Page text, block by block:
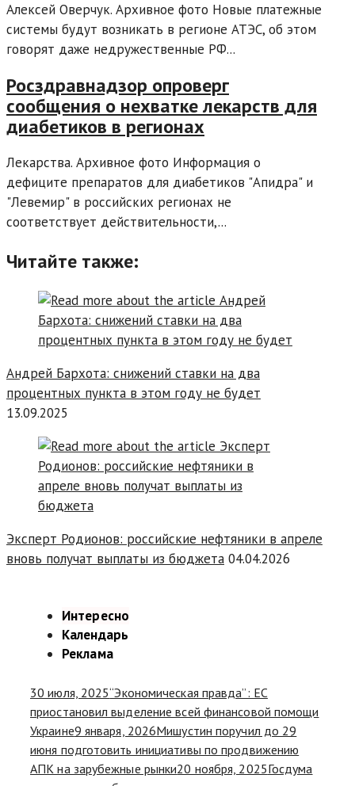
Алексей Оверчук. Архивное фото Новые платежные
системы будут возникать в регионе АТЭС, об этом
говорят даже недружественные РФ...
Росздравнадзор опроверг
сообщения о нехватке лекарств для
диабетиков в регионах
Лекарства. Архивное фото Информация о
дефиците препаратов для диабетиков "Апидра" и
"Левемир" в российских регионах не
соответствует действительности,...
Читайте также:
Андрей Бархота: снижений ставки на два
процентных пункта в этом году не будет
13.09.2025
Эксперт Родионов: российские нефтяники в апреле
вновь получат выплаты из бюджета 04.04.2026
Интересно
Календарь
Реклама
30 июля, 2025“Экономическая правда”: ЕС
приостановил выделение всей финансовой помощи
Украине9 января, 2026Мишустин поручил до 29
июня подготовить инициативы по продвижению
АПК на зарубежные рынки20 ноября, 2025Госдума